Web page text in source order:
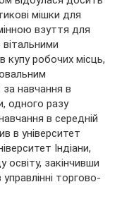
мішки для
взуття для
купу робочих місць,
за навчання в
одного разу
в середній
в університет
Індіани,
освіту, закінчивши
торгово-